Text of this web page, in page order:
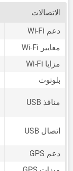
الاتصالات
دعم Wi-Fi
معايير Wi-Fi
مزايا Wi-Fi
بلوتوث
منافذ USB
اتصال USB
دعم GPS